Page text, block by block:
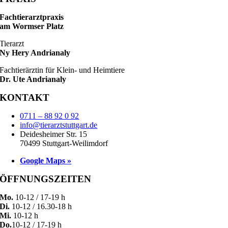
Fachtierarztpraxis
am Wormser Platz
Tierarzt
Ny Hery Andrianaly
Fachtierärztin für Klein- und Heimtiere
Dr. Ute Andrianaly
KONTAKT
0711 – 88 92 0 92
info@tierarztstuttgart.de
Deidesheimer Str. 15
70499 Stuttgart-Weilimdorf
Google Maps »
ÖFFNUNGSZEITEN
Mo. 10-12 / 17-19 h
Di. 10-12 / 16.30-18 h
Mi. 10-12 h
Do.10-12 / 17-19 h